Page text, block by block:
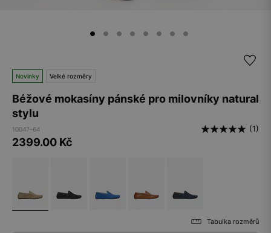
Novinky Velké rozměry
Béžové mokasíny pánské pro milovníky natural
stylu
10047-64 (1)
2399.00 Kč
Tabulka rozměrů